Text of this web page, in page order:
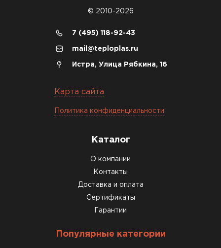
© 2010-2026
7 (495) 118-92-43
mail@teploplas.ru
Истра, Улица Рябкина, 16
Карта сайта
Политика конфиденциальности
Каталог
О компании
Контакты
Доставка и оплата
Сертификаты
Гарантии
Популярные категории